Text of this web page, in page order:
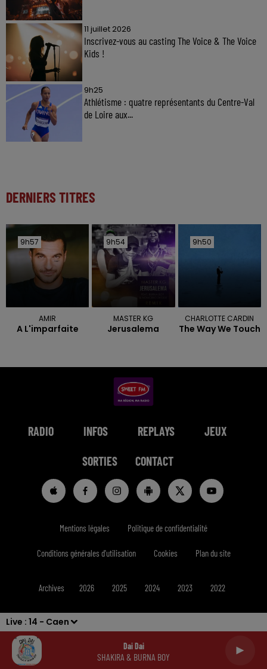
Live : 14 - Caen
Dai Dai
SHAKIRA & BURNA BOY
11 juillet 2026
Inscrivez-vous au casting The Voice & The Voice
Kids !
9h25
Athlétisme : quatre représentants du Centre-Val
de Loire aux...
DERNIERS TITRES
9h57
9h57
AMIR
A L'imparfaite
9h54
9h54
MASTER KG
Jerusalema
9h50
9h50
CHARLOTTE CARDIN
The Way We Touch
RADIO INFOS REPLAYS JEUX
SORTIES CONTACT
Mentions légales Politique de confidentialité
Conditions générales d'utilisation Cookies Plan du site
Archives 2026 2025 2024 2023 2022